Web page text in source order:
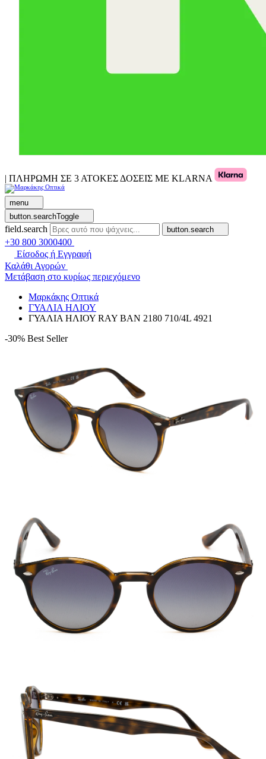
| ΠΛΗΡΩΜΗ ΣΕ 3 ΑΤΟΚΕΣ ΔΟΣΕΙΣ ΜΕ KLARNA
menu
button.searchToggle
field.search button.search
+30 800 3000400
Είσοδος ή Εγγραφή
Καλάθι Αγορών
Μετάβαση στο κυρίως περιεχόμενο
Μαρκάκης Οπτικά
ΓΥΑΛΙΑ ΗΛΙΟΥ
ΓΥΑΛΙΑ ΗΛΙΟΥ RAY BAN 2180 710/4L 4921
-30% Best Seller